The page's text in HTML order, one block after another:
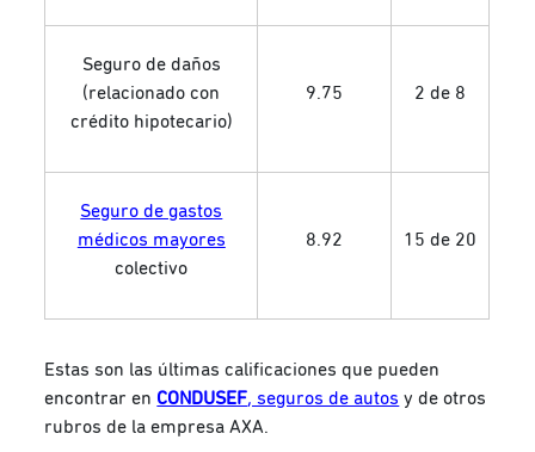
Seguro de daños
(relacionado con
crédito hipotecario)
9.75 2 de 8
Seguro de gastos
médicos mayores
colectivo
8.92 15 de 20
Estas son las últimas calificaciones que pueden
encontrar en CONDUSEF, seguros de autos y de otros
rubros de la empresa AXA.